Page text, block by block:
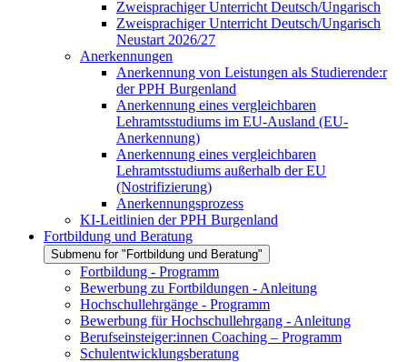
Zweisprachiger Unterricht Deutsch/Ungarisch
Zweisprachiger Unterricht Deutsch/Ungarisch
Neustart 2026/27
Anerkennungen
Anerkennung von Leistungen als Studierende:r
der PPH Burgenland
Anerkennung eines vergleichbaren
Lehramtsstudiums im EU-Ausland (EU-
Anerkennung)
Anerkennung eines vergleichbaren
Lehramtsstudiums außerhalb der EU
(Nostrifizierung)
Anerkennungsprozess
KI-Leitlinien der PPH Burgenland
Fortbildung und Beratung
Submenu for "Fortbildung und Beratung"
Fortbildung - Programm
Bewerbung zu Fortbildungen - Anleitung
Hochschullehrgänge - Programm
Bewerbung für Hochschullehrgang - Anleitung
Berufseinsteiger:innen Coaching – Programm
Schulentwicklungsberatung